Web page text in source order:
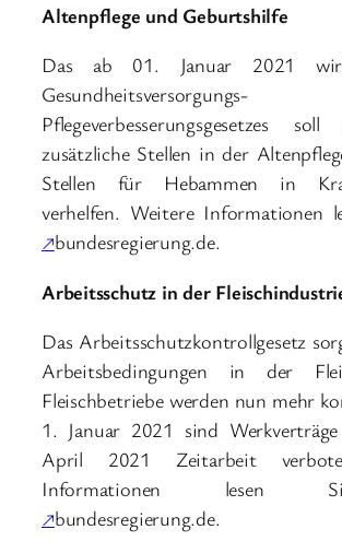
Altenpflege und Geburtshilfe
Das ab 01. Januar 2021
Pflegeverbesserungsgesetzes
zusätzliche Stellen in der
Stellen für Hebammen in
verhelfen. Weitere Informationen
↗bundesregierung.de.
Arbeitsschutz in der
Das Arbeitsschutzkontrollgesetz
Arbeitsbedingungen in der
Fleischbetriebe werden nun mehr
1. Januar 2021 sind
April 2021 Zeitarbeit
Informationen lesen
↗bundesregierung.de.